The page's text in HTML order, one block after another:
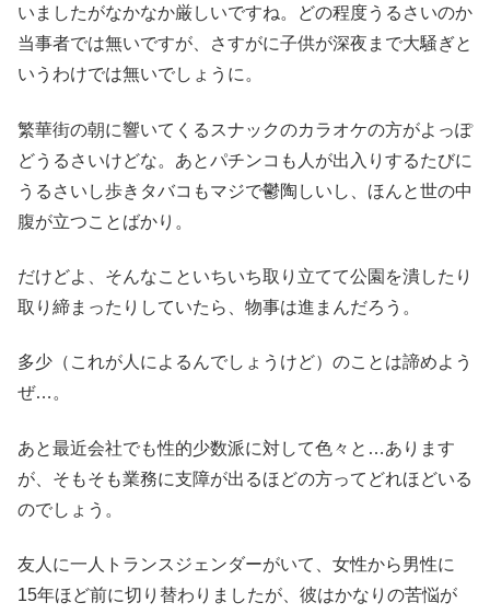
いましたがなかなか厳しいですね。どの程度うるさいのか
当事者では無いですが、さすがに子供が深夜まで大騒ぎと
いうわけでは無いでしょうに。
繁華街の朝に響いてくるスナックのカラオケの方がよっぽ
どうるさいけどな。あとパチンコも人が出入りするたびに
うるさいし歩きタバコもマジで鬱陶しいし、ほんと世の中
腹が立つことばかり。
だけどよ、そんなこといちいち取り立てて公園を潰したり
取り締まったりしていたら、物事は進まんだろう。
多少（これが人によるんでしょうけど）のことは諦めよう
ぜ…。
あと最近会社でも性的少数派に対して色々と…あります
が、そもそも業務に支障が出るほどの方ってどれほどいる
のでしょう。
友人に一人トランスジェンダーがいて、女性から男性に
15年ほど前に切り替わりましたが、彼はかなりの苦悩が